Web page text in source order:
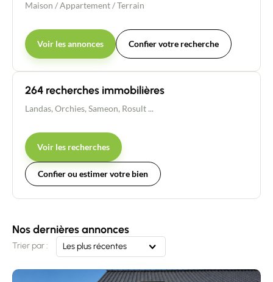
Maison /Appartement/Terrain
Voir les annonces Confier votre recherche
264 recherches immobilières
Landas, Orchies, Sameon, Rosult ...
Voir les recherches
Confier ou estimer votre bien
Nos dernières annonces
Trier par : Les plus récentes